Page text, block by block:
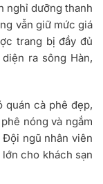
nghỉ dưỡng thanh
vẫn giữ mức giá
trang bị đầy đủ
ra sông Hàn,
quán cà phê đẹp,
nóng và ngắm
ngũ nhân viên
cho khách sạn